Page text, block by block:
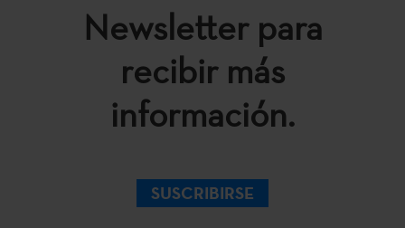
Newsletter para
recibir más
información.
SUSCRIBIRSE